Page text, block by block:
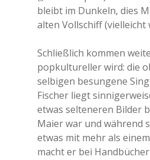
bleibt im Dunkeln, dies
alten Vollschiff (vielleicht
Schließlich kommen
popkultureller wird: die
selbigen besungene
Fischer liegt
etwas selteneren Bilder
Maier war und während
etwas mit mehr als
macht er bei